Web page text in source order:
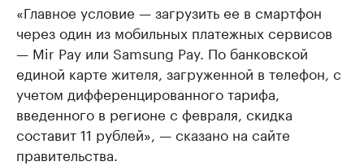
«Главное условие — загрузить ее в смартфон
через один из мобильных платежных сервисов
— Mir Pay или Samsung Pay. По банковской
единой карте жителя, загруженной в телефон, с
учетом дифференцированного тарифа,
введенного в регионе с февраля, скидка
составит 11 рублей», — сказано на сайте
правительства.